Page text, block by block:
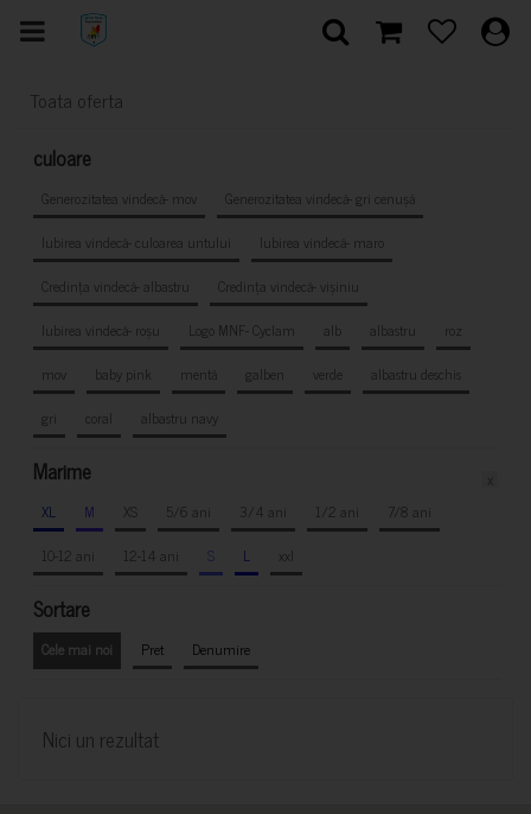
Toata oferta
culoare
Generozitatea vindecă- mov
Generozitatea vindecă- gri cenușă
Iubirea vindecă- culoarea untului
Iubirea vindecă- maro
Credința vindecă- albastru
Credința vindecă- vișiniu
Iubirea vindecă- roșu
Logo MNF- Cyclam alb albastru
roz
mov
baby pink mentă galben verde
albastru deschis
gri
coral albastru navy
Marime
XL M XS 5/6 ani 3/4 ani 1/2 ani
7/8 ani
10-12 ani
12-14 ani S L xxl
Sortare
Cele mai noi Pret Denumire
Nici un rezultat